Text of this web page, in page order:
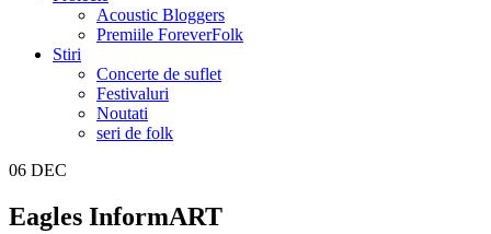
Acoustic Bloggers
Premiile ForeverFolk
Stiri
Concerte de suflet
Festivaluri
Noutati
seri de folk
06 DEC
Eagles InformART